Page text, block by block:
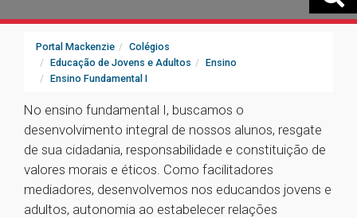
Portal Mackenzie
Colégios
Educação de Jovens e Adultos
Ensino
Ensino Fundamental I
No ensino fundamental I, buscamos o
desenvolvimento integral de nossos alunos, resgate
de sua cidadania, responsabilidade e constituição de
valores morais e éticos. Como facilitadores
mediadores, desenvolvemos nos educandos jovens e
adultos, autonomia ao estabelecer relações